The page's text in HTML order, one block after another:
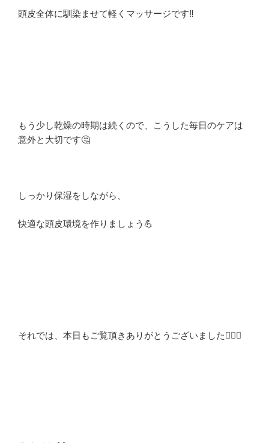
頭皮全体に馴染ませて軽くマッサージです‼️
もう少し乾燥の時期は続くので、こうした毎日のケアは
意外と大切です🤔
しっかり保湿をしながら、
快適な頭皮環境を作りましょう💪
それでは、本日もご覧頂きありがとうございました🙇🏻‍♂️